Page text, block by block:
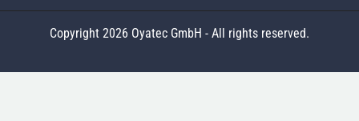
Copyright 2026 Oyatec GmbH - All rights reserved.